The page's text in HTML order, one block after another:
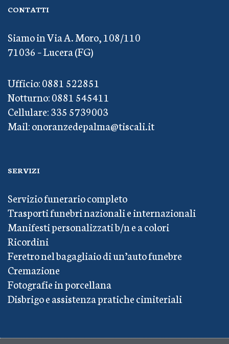
CONTATTI
Siamo in Via A. Moro, 108/110
71036 – Lucera (FG)
Ufficio: 0881 522851
Notturno: 0881 545411
Cellulare: 335 5739003
Mail: onoranzedepalma@tiscali.it
SERVIZI
Servizio funerario completo
Trasporti funebri nazionali e internazionali
Manifesti personalizzati b/n e a colori
Ricordini
Feretro nel bagagliaio di un’auto funebre
Cremazione
Fotografie in porcellana
Disbrigo e assistenza pratiche cimiteriali